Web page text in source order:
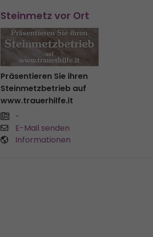
Steinmetz vor Ort
Präsentieren Sie ihren
Steinmetzbetrieb auf
www.trauerhilfe.it
-
E-Mail senden
Informationen